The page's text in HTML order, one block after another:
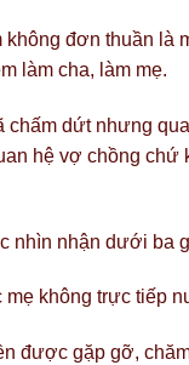
đơn thuần là
làm cha, làm mẹ.
chấm dứt nhưng
hệ vợ chồng
nhìn nhận dưới ba
không trực tiếp
được gặp gỡ,